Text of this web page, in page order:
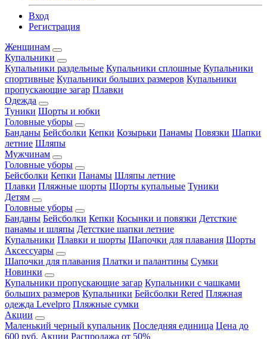
Вход
Регистрация
Женщинам
Купальники
Купальники раздельные Купальники сплошные Купальники
спортивные Купальники больших размеров Купальники
пропускающие загар Плавки
Одежда
Туники Шорты и юбки
Головные уборы
Банданы Бейсболки Кепки Козырьки Панамы Повязки Шапки
летние Шляпы
Мужчинам
Головные уборы
Бейсболки Кепки Панамы Шляпы летние
Плавки Пляжные шорты Шорты купальные Туники
Детям
Головные уборы
Банданы Бейсболки Кепки Косынки и повязки Детсткие
панамы и шляпы Детсткие шапки летние
Купальники Плавки и шорты Шапочки для плавания Шорты
Аксессуары
Шапочки для плавания Платки и палантины Сумки
Новинки
Купальники пропускающие загар Купальники с чашками
больших размеров Купальники Бейсболки Rered Пляжная
одежда Levelpro Пляжные сумки
Акции
Маленький черный купальник Последняя единица Цена до
600 руб. Акции Распродажа от 50%